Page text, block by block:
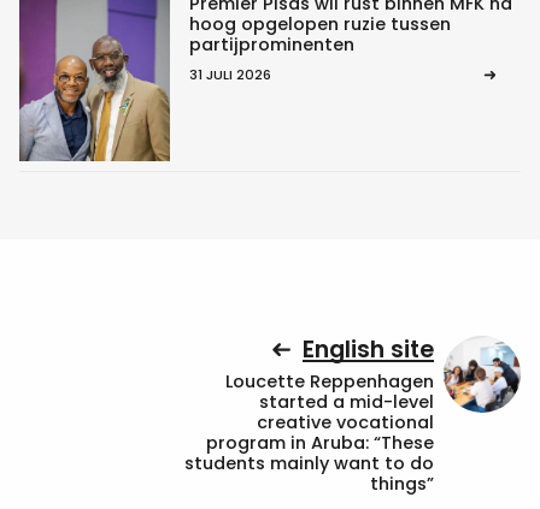
hoog opgelopen ruzie tussen
partijprominenten
31 JULI 2026
English site
Loucette Reppenhagen
started a mid-level
creative vocational
program in Aruba: “These
students mainly want to do
things”